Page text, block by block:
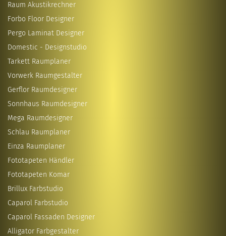
Raum Akustikrechner
Forbo Floor Designer
Pergo Laminat Designer
Domestic - Designstudio
Tarkett Raumplaner
Vorwerk Raumgestalter
Gerflor Raumdesigner
Sonnhaus Raumdesigner
Mega Raumdesigner
Schlau Raumplaner
Einza Raumplaner
Fototapeten Händler
Fototapeten Komar
Brillux Farbstudio
Caparol Farbstudio
Caparol Fassaden Designer
Alligator Farbgestalter